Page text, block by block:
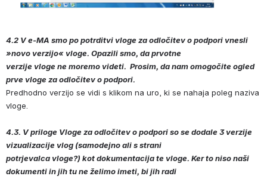
4.2 V e-MA smo po potrditvi vloge za odločitev o podpori vnesli
»novo verzijo« vloge. Opazili smo, da prvotne
verzije vloge ne moremo videti.  Prosim, da nam omogočite ogled
prve vloge za odločitev o podpori.
Predhodno verzijo se vidi s klikom na uro, ki se nahaja poleg naziva
vloge.
4.3. V priloge Vloge za odločitev o podpori so se dodale 3 verzije
vizualizacije vlog (samodejno ali s strani
potrjevalca vloge?) kot dokumentacija te vloge. Ker to niso naši
dokumenti in jih tu ne želimo imeti, bi jih radi